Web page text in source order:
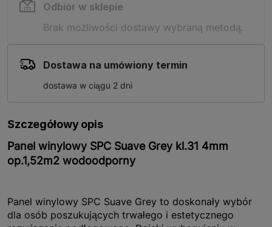
Odbiór w sklepie
Brak możliwości dostawy wybraną metodą.
Dostawa na umówiony termin
dostawa w ciągu 2 dni
Szczegółowy opis
Panel winylowy SPC Suave Grey kl.31 4mm
op.1,52m2 wodoodporny
Panel winylowy SPC Suave Grey to doskonały wybór
dla osób poszukujących trwałego i estetycznego